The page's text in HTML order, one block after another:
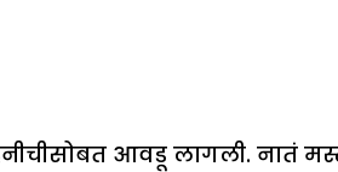
आवडू लागली. नातं